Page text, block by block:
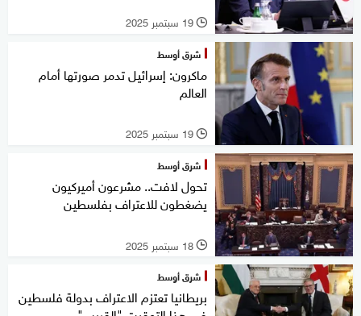
l 19 سبتمبر 2025
شرق أوسط
ماكرون: إسرائيل تدمر صورتها أمام
العالم
l 19 سبتمبر 2025
شرق أوسط
تحول لافت.. مشرعون أميركيون
يضغطون للاعتراف بفلسطين
l 18 سبتمبر 2025
شرق أوسط
بريطانيا تعتزم الاعتراف بدولة فلسطين